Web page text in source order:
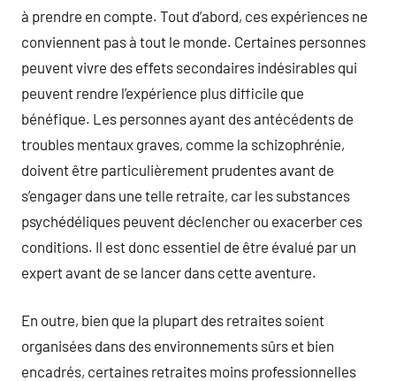
à prendre en compte. Tout d’abord, ces expériences ne
conviennent pas à tout le monde. Certaines personnes
peuvent vivre des effets secondaires indésirables qui
peuvent rendre l’expérience plus difficile que
bénéfique. Les personnes ayant des antécédents de
troubles mentaux graves, comme la schizophrénie,
doivent être particulièrement prudentes avant de
s’engager dans une telle retraite, car les substances
psychédéliques peuvent déclencher ou exacerber ces
conditions. Il est donc essentiel de être évalué par un
expert avant de se lancer dans cette aventure.
En outre, bien que la plupart des retraites soient
organisées dans des environnements sûrs et bien
encadrés, certaines retraites moins professionnelles